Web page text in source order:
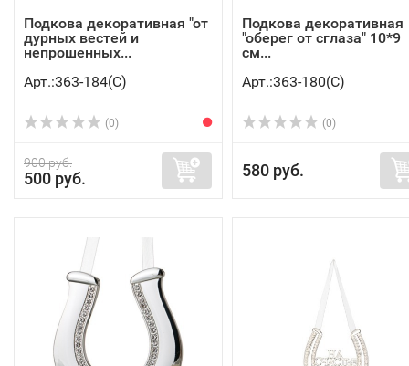
Подкова декоративная "от
дурных вестей и
непрошенных...
Арт.:363-184(C)
(0)
900 руб.
500 руб.
Подкова декоративная
"оберег от сглаза" 10*9
см...
Арт.:363-180(C)
(0)
580 руб.